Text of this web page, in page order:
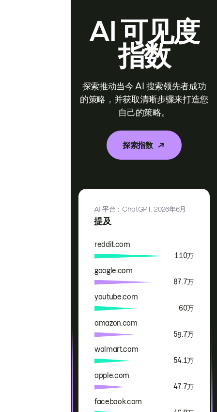
AI 可见度
指数
探索推动当今 AI 搜索领先者成功
的策略，并获取清晰步骤来打造您
自己的策略。
探索指数
提及
AI 平台：ChatGPT,2026年6月
品牌 提及
reddit.com
110万
google.com
87.7万
youtube.com
60万
amazon.com
59.7万
walmart.com
54.1万
apple.com
47.7万
facebook.com